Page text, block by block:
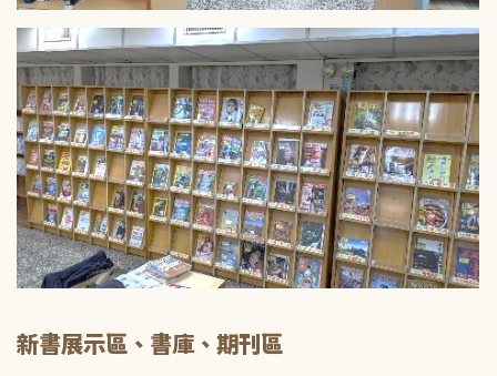
新書展示區、書庫、期刊區